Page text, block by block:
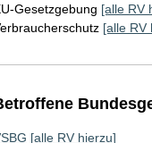
Gesetzgebung [alle RV
[alle RV
[alle RV hierzu]